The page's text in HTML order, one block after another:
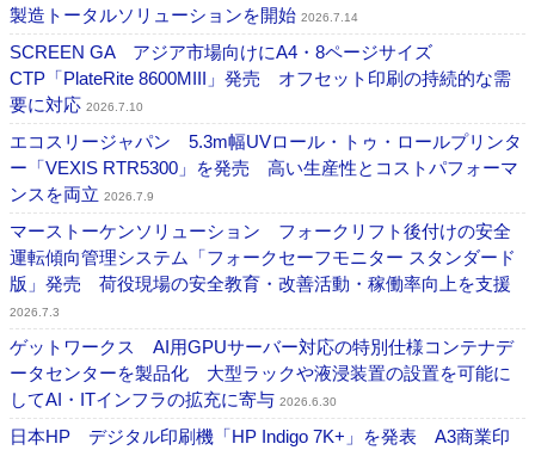
製造トータルソリューションを開始 2026.7.14
SCREEN GA アジア市場向けにA4・8ページサイズ
CTP「PlateRite 8600MIII」発売 オフセット印刷の持続的な需
要に対応 2026.7.10
エコスリージャパン 5.3m幅UVロール・トゥ・ロールプリンタ
ー「VEXIS RTR5300」を発売 高い生産性とコストパフォーマ
ンスを両立 2026.7.9
マーストーケンソリューション フォークリフト後付けの安全
運転傾向管理システム「フォークセーフモニター スタンダード
版」発売 荷役現場の安全教育・改善活動・稼働率向上を支援
2026.7.3
ゲットワークス AI用GPUサーバー対応の特別仕様コンテナデ
ータセンターを製品化 大型ラックや液浸装置の設置を可能に
してAI・ITインフラの拡充に寄与 2026.6.30
日本HP デジタル印刷機「HP Indigo 7K+」を発表 A3商業印